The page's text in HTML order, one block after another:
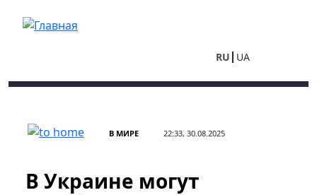
RU UA
В МИРЕ 22:33, 30.08.2025
В Украине могут